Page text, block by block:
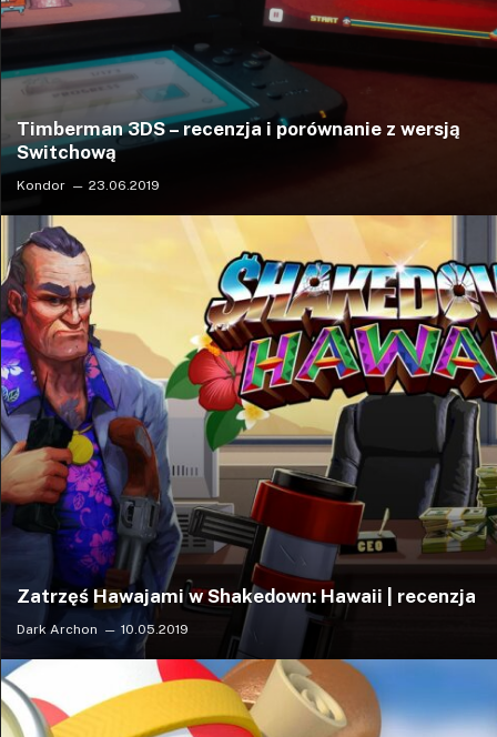
Timberman 3DS – recenzja i porównanie z wersją
Switchową
Kondor 23.06.2019
Zatrzęś Hawajami w Shakedown: Hawaii | recenzja
Dark Archon 10.05.2019